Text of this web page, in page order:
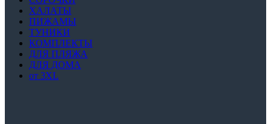
ХАЛАТЫ
ПИЖАМЫ
ТУНИКИ
КОМПЛЕКТЫ
ДЛЯ ПЛЯЖА
ДЛЯ ДОМА
от 3XL